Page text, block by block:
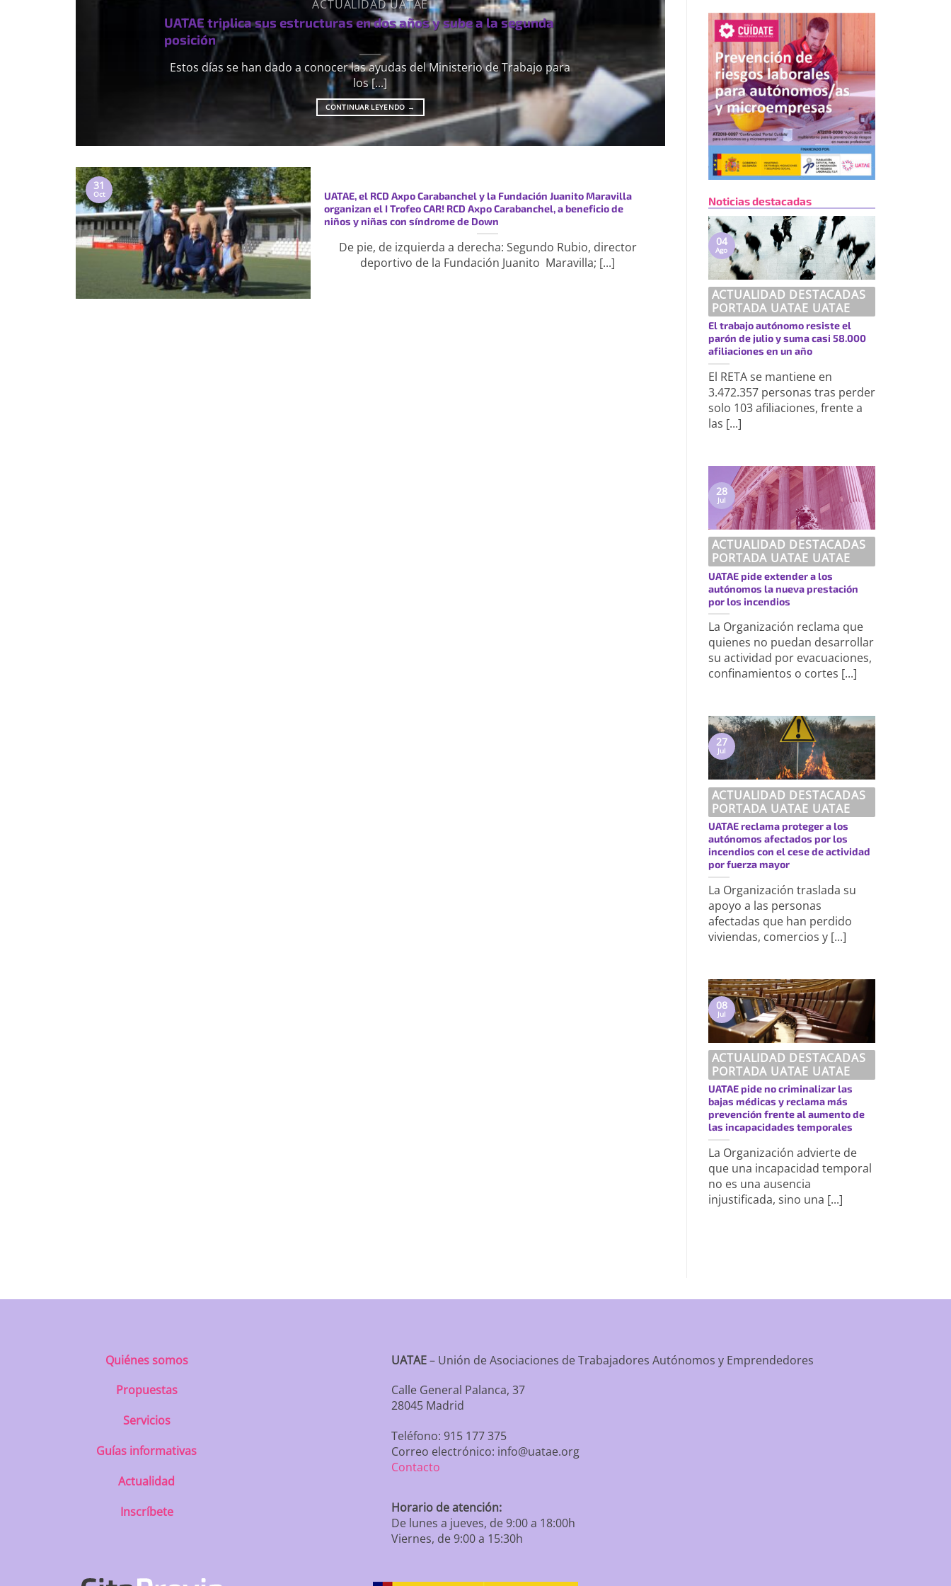
ACTUALIDAD UATAE
UATAE triplica sus estructuras en dos años y sube a la segunda
posición
Estos días se han dado a conocer las ayudas del Ministerio de Trabajo para
los [...]
CONTINUAR LEYENDO →
UATAE, el RCD Axpo Carabanchel y la Fundación Juanito Maravilla
organizan el I Trofeo CAR! RCD Axpo Carabanchel, a beneficio de
niños y niñas con síndrome de Down
De pie, de izquierda a derecha: Segundo Rubio, director
deportivo de la Fundación Juanito Maravilla; [...]
31
Oct
Noticias destacadas
ACTUALIDAD DESTACADAS
PORTADA UATAE UATAE
El trabajo autónomo resiste el
parón de julio y suma casi 58.000
afiliaciones en un año
El RETA se mantiene en
3.472.357 personas tras perder
solo 103 afiliaciones, frente a
las [...]
04
Ago
ACTUALIDAD DESTACADAS
PORTADA UATAE UATAE
UATAE pide extender a los
autónomos la nueva prestación
por los incendios
La Organización reclama que
quienes no puedan desarrollar
su actividad por evacuaciones,
confinamientos o cortes [...]
28
Jul
ACTUALIDAD DESTACADAS
PORTADA UATAE UATAE
UATAE reclama proteger a los
autónomos afectados por los
incendios con el cese de actividad
por fuerza mayor
La Organización traslada su
apoyo a las personas
afectadas que han perdido
viviendas, comercios y [...]
27
Jul
ACTUALIDAD DESTACADAS
PORTADA UATAE UATAE
UATAE pide no criminalizar las
bajas médicas y reclama más
prevención frente al aumento de
las incapacidades temporales
La Organización advierte de
que una incapacidad temporal
no es una ausencia
injustificada, sino una [...]
08
Jul
Quiénes somos
Propuestas
Servicios
Guías informativas
Actualidad
Inscríbete
UATAE– Unión de Asociaciones de Trabajadores Autónomos y Emprendedores
Calle General Palanca, 37
28045 Madrid
Teléfono: 915 177 375
Correo electrónico: info@uatae.org
Contacto
Horario de atención:
De lunes a jueves, de 9:00 a 18:00h
Viernes, de 9:00 a 15:30h